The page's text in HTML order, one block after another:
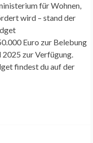
für Wohnen,
wird – stand der
Euro zur Belebung
2025 zur Verfügung.
findest du auf der